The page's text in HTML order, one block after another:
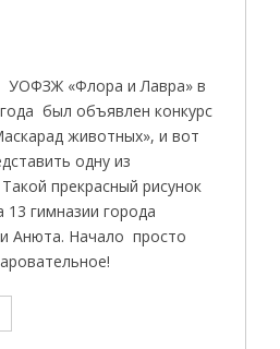
УОФЗЖ «Флора и Лавра» в
был объявлен конкурс
животных», и вот
одну из
прекрасный рисунок
13 гимназии города
Анюта. Начало просто